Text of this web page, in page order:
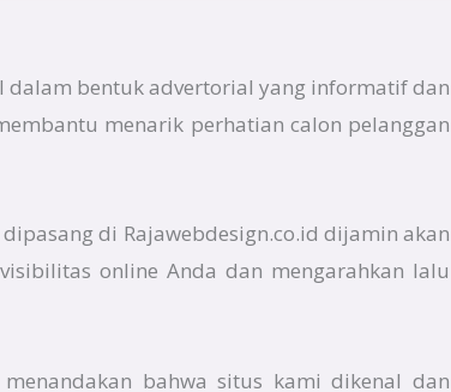
dalam bentuk advertorial yang informatif dan
menarik perhatian calon pelanggan
di Rajawebdesign.co.id dijamin akan
online Anda dan mengarahkan lalu
bahwa situs kami dikenal dan